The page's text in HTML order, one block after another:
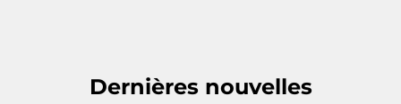
Dernières nouvelles